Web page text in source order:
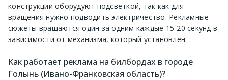
конструкции оборудуют подсветкой, так как для
вращения нужно подводить электричество. Рекламные
сюжеты вращаются один за одним каждые 15-20 секунд в
зависимости от механизма, который установлен.
Как работает реклама на билбордах в городе
Голынь (Ивано-Франковская область)?